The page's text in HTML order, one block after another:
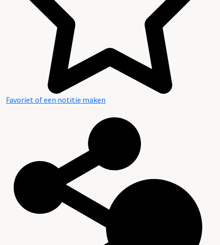
Inventaris (nieuw)
Favoriet of een notitie maken